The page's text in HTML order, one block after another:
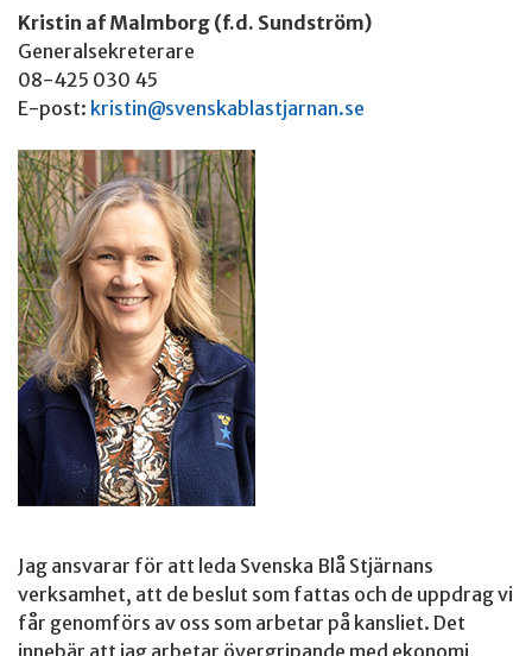
Kristin af Malmborg (f.d. Sundström)
Generalsekreterare
08-425 030 45
E-post: kristin@svenskablastjarnan.se
Jag ansvarar för att leda Svenska Blå Stjärnans
verksamhet, att de beslut som fattas och de uppdrag vi
får genomförs av oss som arbetar på kansliet. Det
innebär att jag arbetar övergripande med ekonomi,